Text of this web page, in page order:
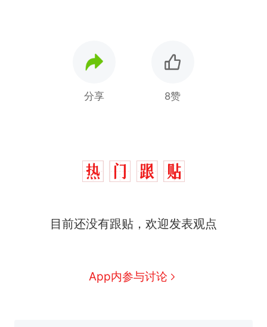
分享 8赞
目前还没有跟贴，欢迎发表观点
App内参与讨论
热
十多万人报名的考试，成绩
交5060元才肯搬上楼！女子傻
视频丨只要一枚命中就能让航